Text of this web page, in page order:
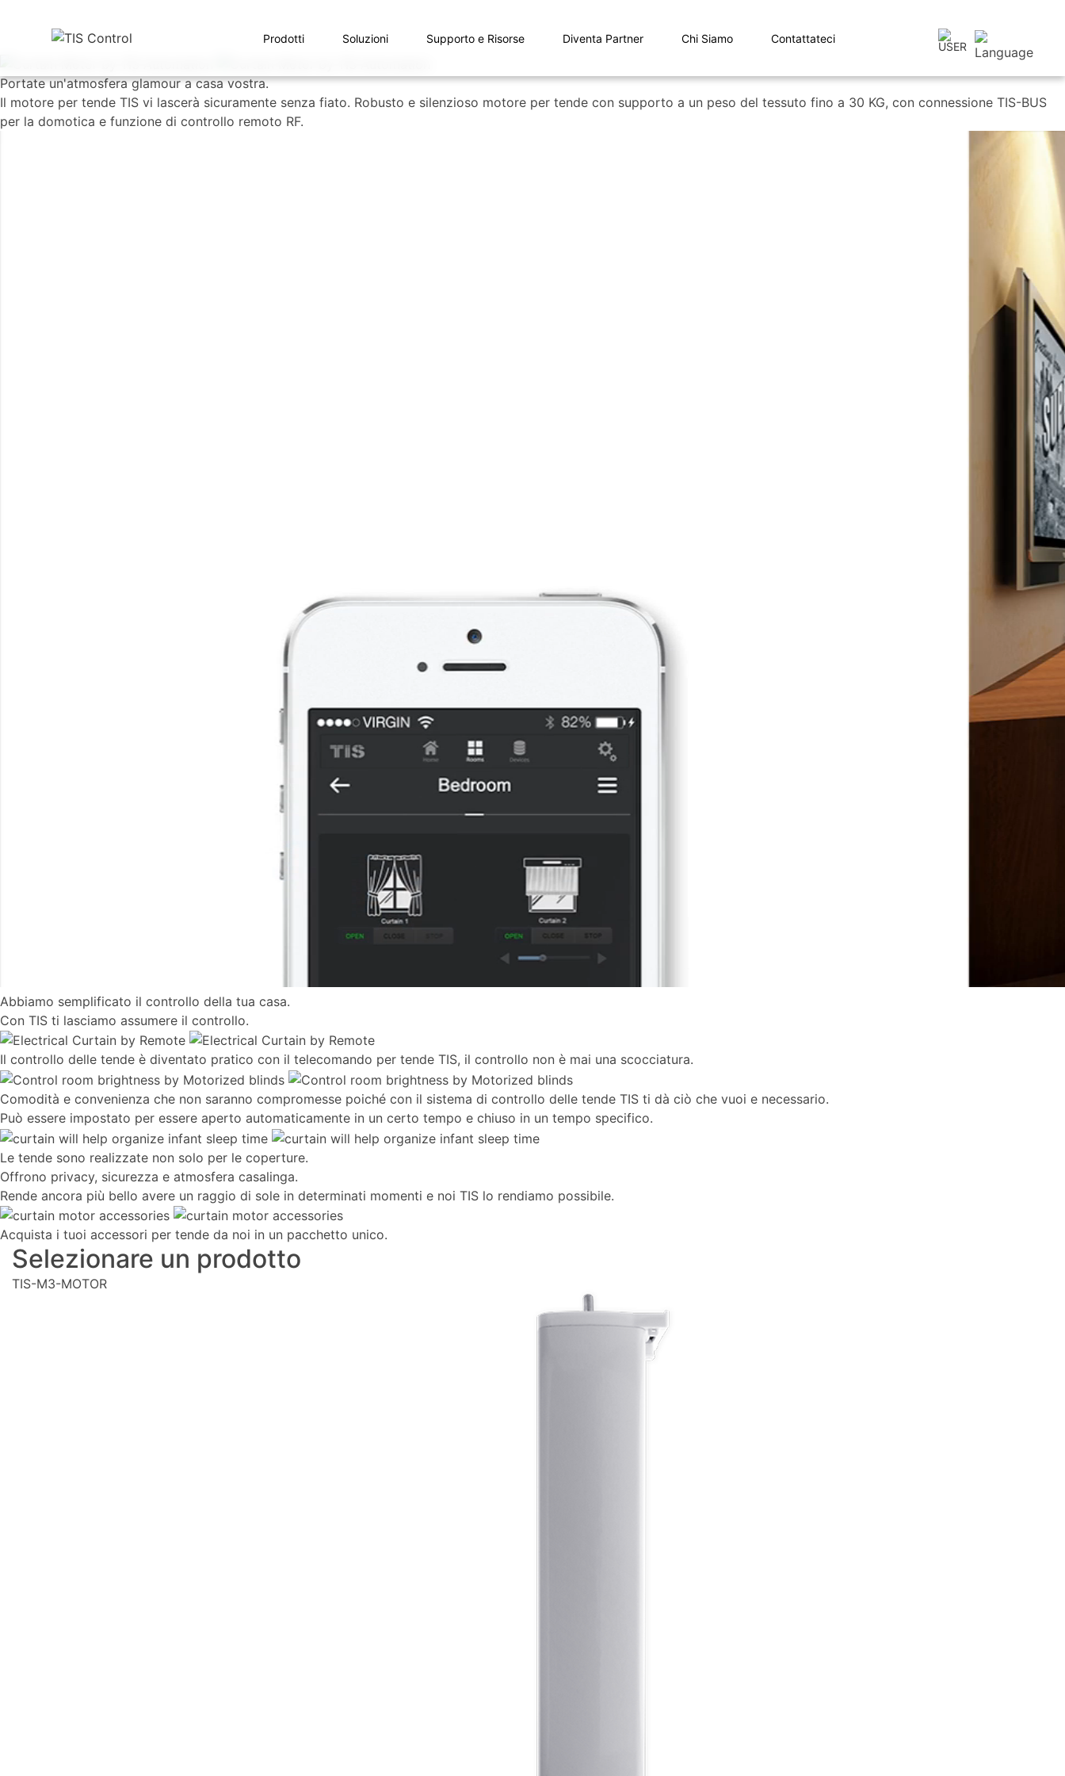
Prodotti Soluzioni Supporto e Risorse Diventa Partner Chi Siamo Contattateci
Portate un'atmosfera glamour a casa vostra.
Il motore per tende TIS vi lascerà sicuramente senza fiato. Robusto e silenzioso motore per tende con supporto a un peso del tessuto fino a 30 KG, con connessione TIS-BUS
per la domotica e funzione di controllo remoto RF.
Abbiamo semplificato il controllo della tua casa.
Con TIS ti lasciamo assumere il controllo.
Il controllo delle tende è diventato pratico con il telecomando per tende TIS, il controllo non è mai una scocciatura.
Comodità e convenienza che non saranno compromesse poiché con il sistema di controllo delle tende TIS ti dà ciò che vuoi e necessario.
Può essere impostato per essere aperto automaticamente in un certo tempo e chiuso in un tempo specifico.
Le tende sono realizzate non solo per le coperture.
Offrono privacy, sicurezza e atmosfera casalinga.
Rende ancora più bello avere un raggio di sole in determinati momenti e noi TIS lo rendiamo possibile.
Acquista i tuoi accessori per tende da noi in un pacchetto unico.
Selezionare un prodotto
TIS-M3-MOTOR